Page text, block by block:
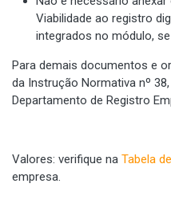
Viabilidade ao registro
integrados no módulo,
Para demais documentos e
da Instrução Normativa nº
Departamento de Registro
Valores: verifique na Tabela
empresa.